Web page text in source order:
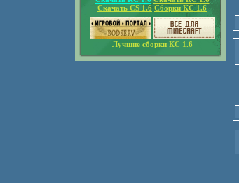
Скачать CS 1.6 Сборки КС 1.6
Лучшие сборки КС 1.6